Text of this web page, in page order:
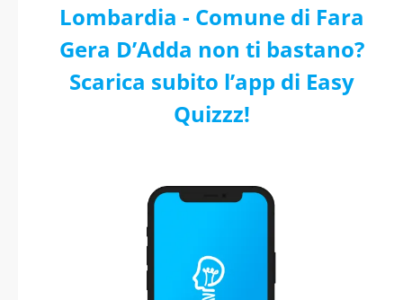
Lombardia - Comune di Fara
Gera D’Adda non ti bastano?
Scarica subito l’app di Easy
Quizzz!